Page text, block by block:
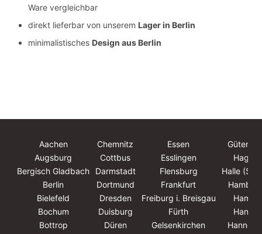
Ware vergleichbar
direkt lieferbar von unserem Lager in Berlin
minimalistisches Design aus Berlin
Aachen Chemnitz Essen
Augsburg
Cottbus Esslingen
Hagen
Bergisch Gladbach
Darmstadt Flensburg
Halle
Berlin
Dortmund Frankfurt
Bielefeld
Dresden Freiburg i. Breisgau
Hamm
Bochum
Duisburg Fürth
Hanau
Bottrop
Düren Gelsenkirchen